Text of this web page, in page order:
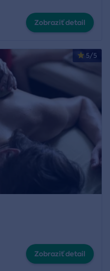
Zobraziť detail
5/5
Zobraziť detail